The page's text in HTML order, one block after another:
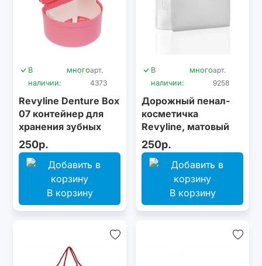
В
наличии:
многоарт.
4373
Revyline Denture Box
07 контейнер для
хранения зубных
конструкций
250р.
В корзину
В
наличии:
многоарт.
9258
Дорожный пенал-
косметичка
Revyline, матовый
250р.
В корзину